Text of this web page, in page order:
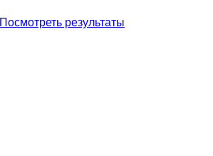
Посмотреть результаты